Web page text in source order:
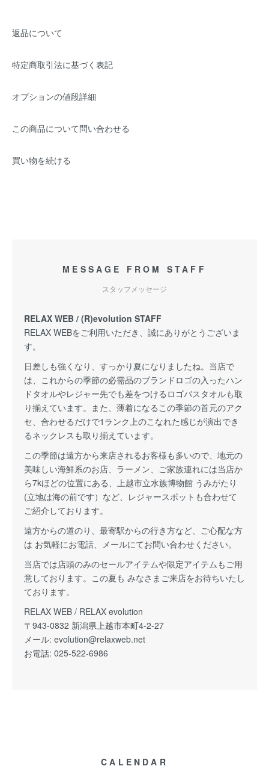
返品について
特定商取引法に基づく表記
オプションの値段詳細
この商品について問い合わせる
買い物を続ける
MESSAGE FROM STAFF
スタッフメッセージ
RELAX WEB / (R)evolution STAFF
RELAX WEBをご利用いただき、誠にありがとうございま
す。
日差しも強くなり、すっかり夏になりましたね。当店で
は、これからの季節の必需品のブランドロゴの入ったハン
ドタオルやレジャー先でも差をつけるロゴバスタオルも取
り揃えています。また、薄着になるこの季節の首元のアク
セ、合わせるだけで1ランク上のこなれた感じが演出でき
るネックレスも取り揃えています。
この季節は遠方から来店されるお客様も多いので、地元の
美味しい海鮮系のお店、ラーメン、ご家族連れには当店か
ら7kほどの位置にある、上越市立水族博物館 うみがたり
(立地は海の前です）など、レジャースポットも合わせて
ご紹介しております。
遠方からの道のり、最寄駅からの行き方など、ご心配な方
は お気軽にお電話、メールにてお問い合わせください。
当店では店頭のみのセールアイテムや限定アイテムもご用
意しております。この夏も みなさまご来店をお待ちいたし
ております。
RELAX WEB / RELAX evolution
〒943-0832 新潟県上越市本町4-2-27
メール: evolution@relaxweb.net
お電話: 025-522-6986
CALENDAR